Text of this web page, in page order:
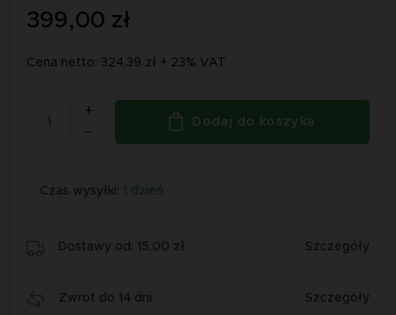
399,00 zł
Cena netto: 324,39 zł + 23% VAT
+
Dodaj do koszyka
Czas wysyłki: 1 dzień
Dostawy od: 15,00 zł Szczegóły
Zwrot do 14 dni Szczegóły